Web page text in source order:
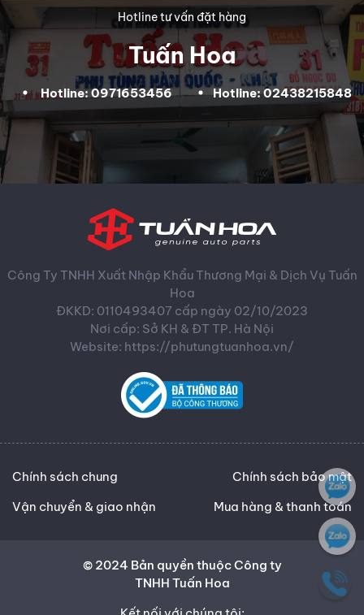
Hotline tư vấn đặt hàng
Tuấn Hoa
Hotline: 0971653456 Hotline: 02438215848
Công Ty TNHH Xuất Nhập Khẩu Thương Mại & Dịch Vụ Tuấn
Hoa
ĐKKD: 0110493407 cấp ngày 02/10/2023
Nơi cấp: Sở KH & ĐT TP. Hà Nội
Website: https://phutungtuanhoa.vn/
Chính sách chung
Chính sách bảo mật
Vận chuyển & giao nhận
Mua hàng & thanh toán
© 2024 Bản quyền thuộc Công ty
TNHH Tuấn Hoa